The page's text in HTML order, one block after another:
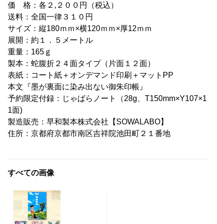
価 格：各２,２００円（税込）
送料：全国一律３１０円
サイズ：縦180ｍｍ×横120ｍｍ×厚12ｍｍ
展開：約１．５メートル
重量：165ｇ
製本：蛇腹折２４面タイプ（片面１２面）
表紙：コート紙＋オンデマンド印刷＋マットPP
本文『墨が裏面に染み出ない御朱印帳』
予約限定付録：じゃばらノート（28g、T150mm×Y107×1
1面)
製造販売：早和製本株式会社【SOWALABO】
住所：京都府京都市南区吉祥院池田町２１番地
すべての画像